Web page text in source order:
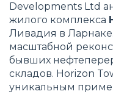
Developments Ltd
жилого комплекса
Ливадия в Ларнаке.
масштабной
бывших
складов. Horizon
уникальным